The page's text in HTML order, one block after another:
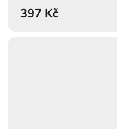
397 Kč